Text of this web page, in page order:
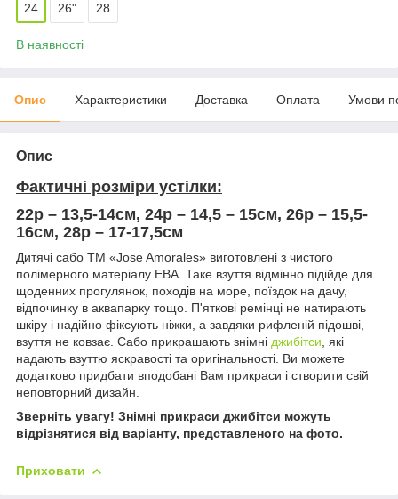
24 26" 28
В наявності
Опис Характеристики Доставка Оплата Умови
Опис
Фактичні розміри устілки:
22р – 13,5-14см, 24р – 14,5 – 15см, 26р – 15,5-
16см, 28р – 17-17,5см
Дитячі сабо ТМ «Jose Amorales» виготовлені з чистого
полімерного матеріалу ЕВА. Таке взуття відмінно підійде для
щоденних прогулянок, походів на море, поїздок на дачу,
відпочинку в аквапарку тощо. П'яткові ремінці не натирають
шкіру і надійно фіксують ніжки, а завдяки рифленій підошві,
взуття не ковзає. Сабо прикрашають знімні джибітси , які
надають взуттю яскравості та оригінальності. Ви можете
додатково придбати вподобані Вам прикраси і створити свій
неповторний дизайн.
Зверніть увагу! Знімні прикраси джибітси можуть
відрізнятися від варіанту, представленого на фото.
Приховати